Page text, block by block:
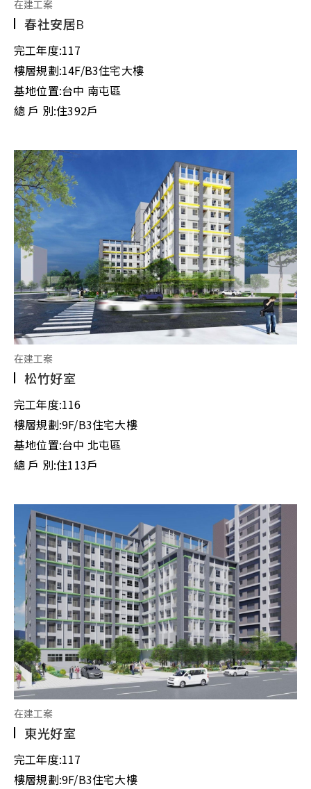
在建工案
春社安居B
完工年度:117
樓層規劃:14F/B3住宅大樓
基地位置:台中 南屯區
總 戶 別:住392戶
在建工案
松竹好室
完工年度:116
樓層規劃:9F/B3住宅大樓
基地位置:台中 北屯區
總 戶 別:住113戶
在建工案
東光好室
完工年度:117
樓層規劃:9F/B3住宅大樓